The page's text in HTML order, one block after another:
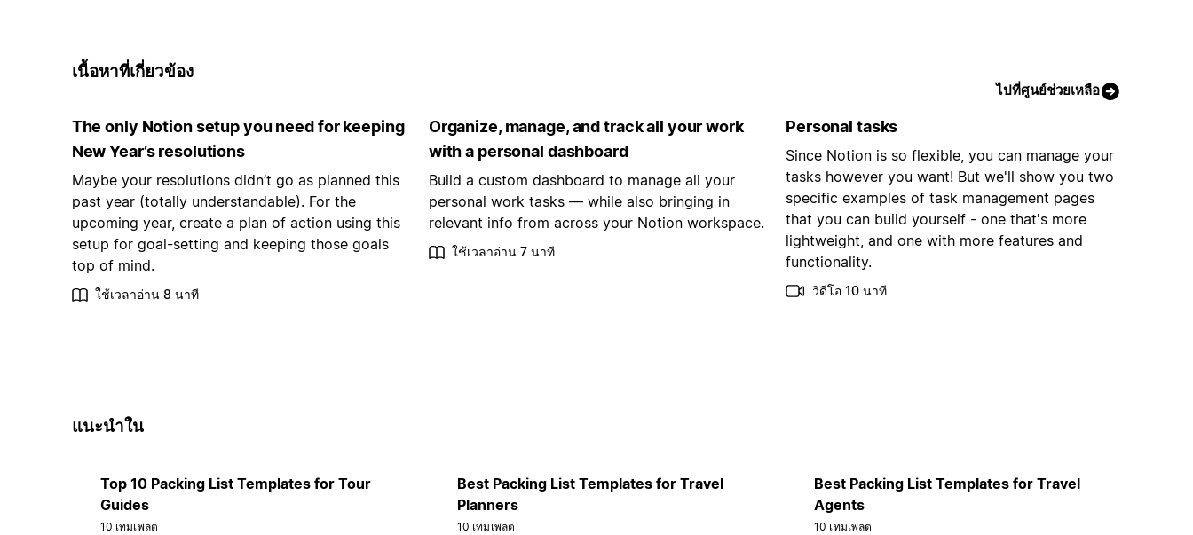
เนื้อหาที่เกี่ยวข้อง
ไปที่ศูนย์ช่วยเหลือ
The only Notion setup you need for keeping
New Year’s resolutions
Maybe your resolutions didn’t go as planned this
past year (totally understandable). For the
upcoming year, create a plan of action using this
setup for goal-setting and keeping those goals
top of mind.
ใช้เวลาอ่าน 8 นาที
Organize, manage, and track all your work
with a personal dashboard
Build a custom dashboard to manage all your
personal work tasks — while also bringing in
relevant info from across your Notion workspace.
ใช้เวลาอ่าน 7 นาที
Personal tasks
Since Notion is so flexible, you can manage your
tasks however you want! But we'll show you two
specific examples of task management pages
that you can build yourself - one that's more
lightweight, and one with more features and
functionality.
วิดีโอ 10 นาที
แนะนำใน
Top 10 Packing List Templates for Tour
Guides
10 เทมเพลต
Best Packing List Templates for Travel
Planners
10 เทมเพลต
Best Packing List Templates for Travel
Agents
10 เทมเพลต